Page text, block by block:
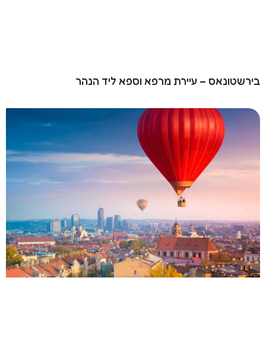
בירשטונאס – עיירת מרפא וספא ליד הנהר